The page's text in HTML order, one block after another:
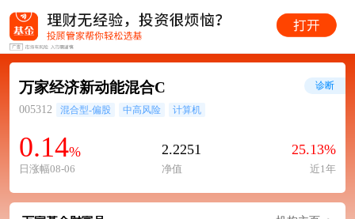
万家经济新动能混合C
005312 混合型-偏股 中高风险 计算机
0.14%
日涨幅08-06
2.2251
净值
25.13%
近1年
诊断